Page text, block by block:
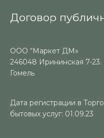
Договор
ООО “Маркет ДМ»
246048 Ирининская 7-23.
Гомель
Дата регистрации в
бытовых услуг: 01.09.23